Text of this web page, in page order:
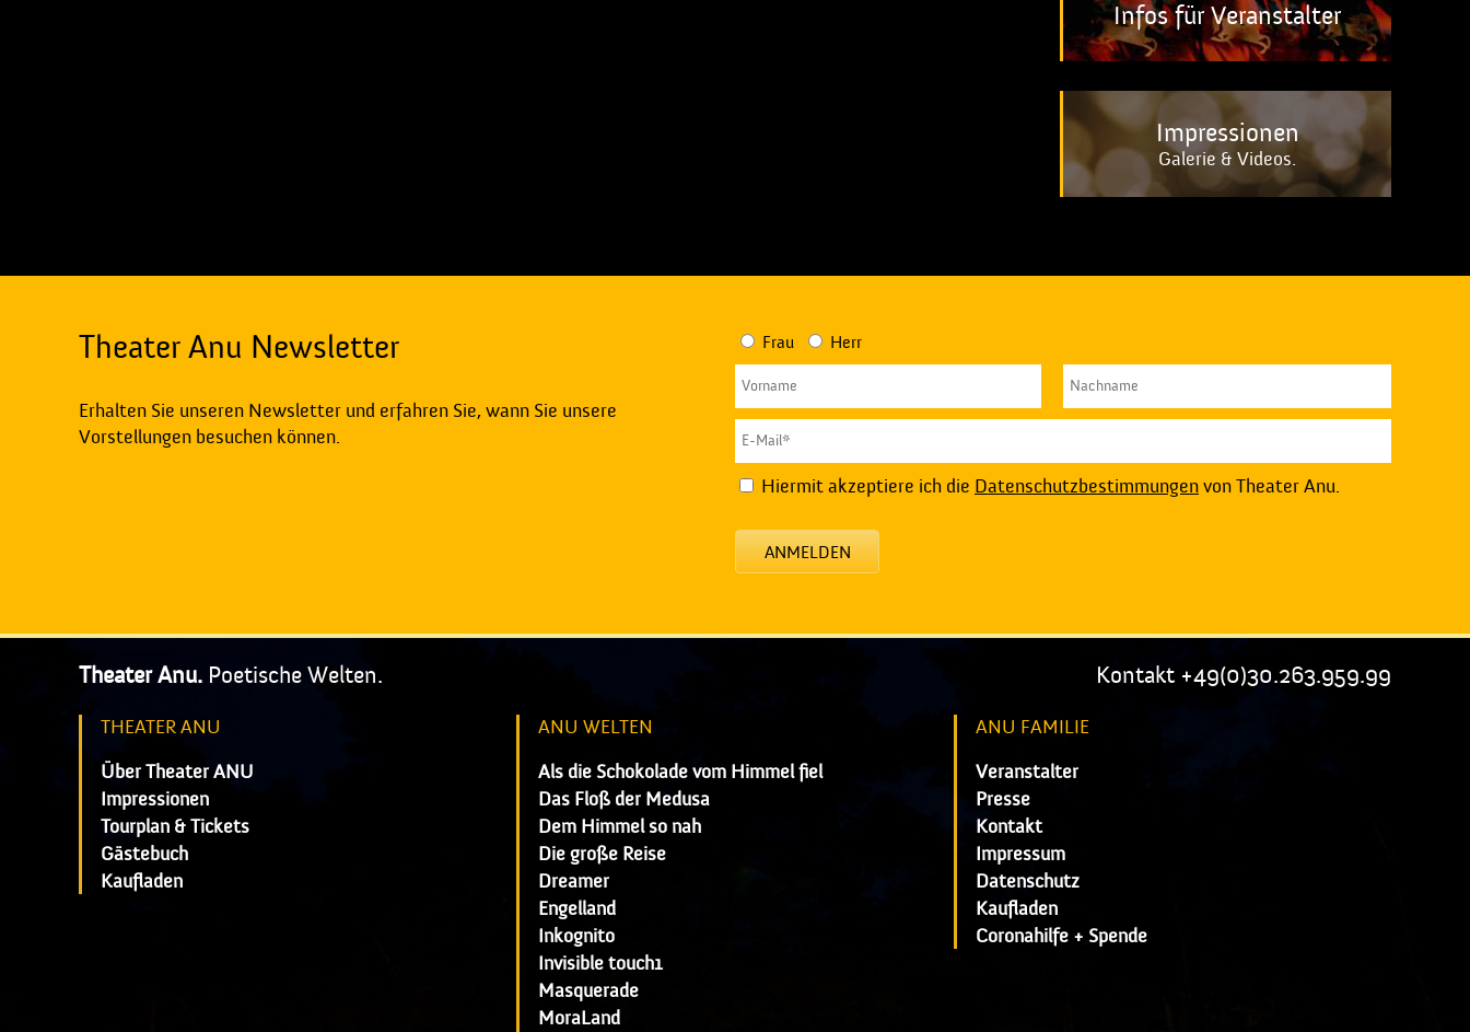
Infos für Veranstalter
Impressionen
Galerie & Videos.
Theater Anu Newsletter
Erhalten Sie unseren Newsletter und erfahren Sie, wann Sie unsere
Vorstellungen besuchen können.
Frau Herr
Hiermit akzeptiere ich die Datenschutzbestimmungenvon Theater Anu.
ANMELDEN
Theater Anu. Poetische Welten. Kontakt +49(0)30.263.959.99
THEATER ANU
Über Theater ANU
Impressionen
Tourplan & Tickets
Gästebuch
Kaufladen
ANU WELTEN
Als die Schokolade vom Himmel fiel
Das Floß der Medusa
Dem Himmel so nah
Die große Reise
Dreamer
Engelland
Inkognito
Invisible touch1
Masquerade
MoraLand
ANU FAMILIE
Veranstalter
Presse
Kontakt
Impressum
Datenschutz
Kaufladen
Coronahilfe + Spende